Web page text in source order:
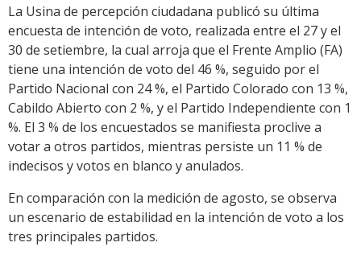
Link
La Usina de percepción ciudadana publicó su última
encuesta de intención de voto, realizada entre el 27 y el
30 de setiembre, la cual arroja que el Frente Amplio (FA)
tiene una intención de voto del 46 %, seguido por el
Partido Nacional con 24 %, el Partido Colorado con 13 %,
Cabildo Abierto con 2 %, y el Partido Independiente con 1
%. El 3 % de los encuestados se manifiesta proclive a
votar a otros partidos, mientras persiste un 11 % de
indecisos y votos en blanco y anulados.
En comparación con la medición de agosto, se observa
un escenario de estabilidad en la intención de voto a los
tres principales partidos.